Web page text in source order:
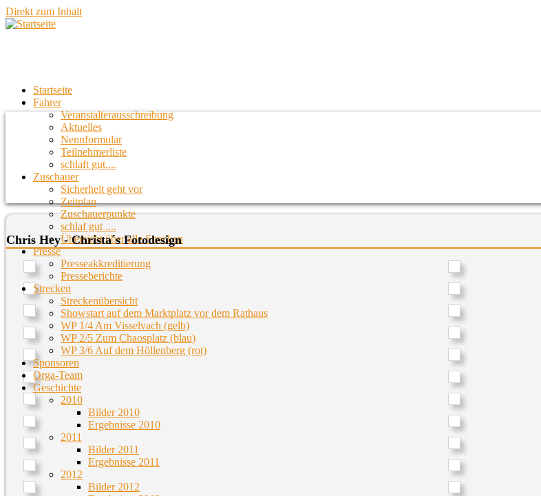
Direkt zum Inhalt
Startseite
Fahrer
Veranstalterausschreibung
Aktuelles
Nennformular
Teilnehmerliste
schlaft gut....
Zuschauer
Sicherheit geht vor
Zeitplan
Zuschauerpunkte
schlaf gut ....
Übersicht über alle Strecken
Presse
Presseakkreditierung
Presseberichte
Strecken
Streckenübersicht
Showstart auf dem Marktplatz vor dem Rathaus
WP 1/4 Am Visselvach (gelb)
WP 2/5 Zum Chaosplatz (blau)
WP 3/6 Auf dem Höllenberg (rot)
Sponsoren
Orga-Team
Geschichte
2010
Bilder 2010
Ergebnisse 2010
2011
Bilder 2011
Ergebnisse 2011
2012
Bilder 2012
Chris Hey - Christa´s Fotodesign